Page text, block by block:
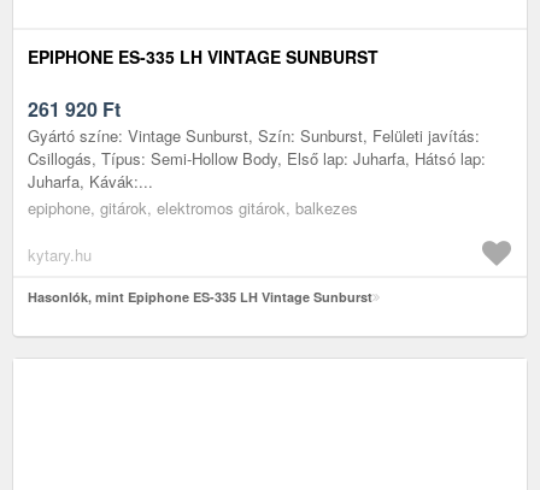
EPIPHONE ES-335 LH VINTAGE SUNBURST
261 920 Ft
Gyártó színe: Vintage Sunburst, Szín: Sunburst, Felületi javítás:
Csillogás, Típus: Semi-Hollow Body, Első lap: Juharfa, Hátsó lap:
Juharfa, Kávák:...
epiphone, gitárok, elektromos gitárok, balkezes
kytary.hu
Hasonlók, mint Epiphone ES-335 LH Vintage Sunburst